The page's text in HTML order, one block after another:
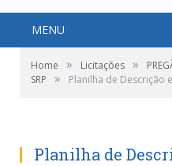
MENU
Home » Licitações »
SRP
» Planilha de Descrição
Planilha de